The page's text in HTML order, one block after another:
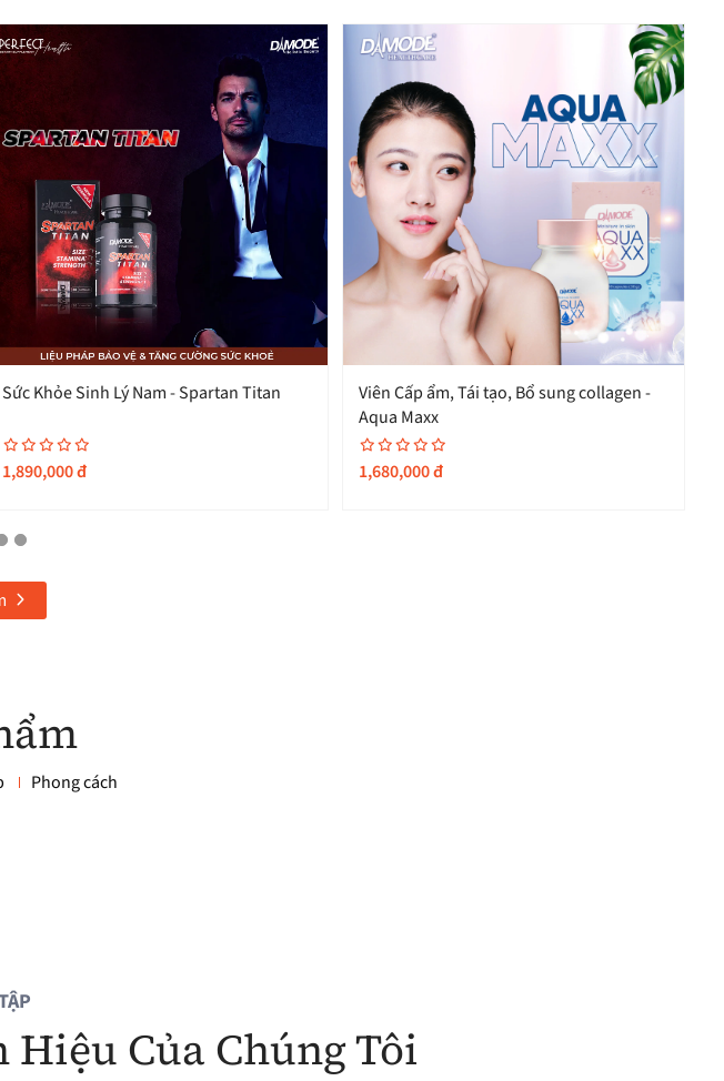
Sức Khỏe Sinh Lý Nam - Spartan Titan
1,890,000đ
Viên Cấp ẩm, Tái tạo, Bổ sung collagen -
Aqua Maxx
1,680,000đ
Phong cách
Hiệu Của Chúng Tôi